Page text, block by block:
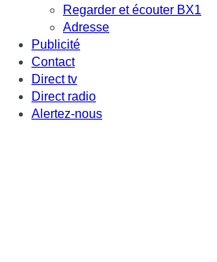
Regarder et écouter BX1
Adresse
Publicité
Contact
Direct tv
Direct radio
Alertez-nous